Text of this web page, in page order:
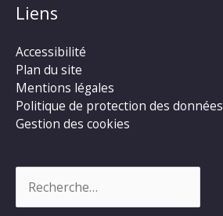
Liens
Accessibilité
Plan du site
Mentions légales
Politique de protection des données
Gestion des cookies